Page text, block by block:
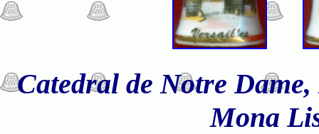
Catedral de Notre
Mona